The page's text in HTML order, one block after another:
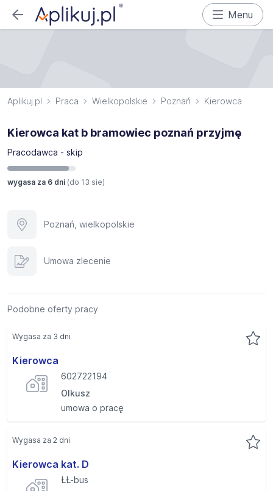
Menu
Aplikuj.pl Praca Wielkopolskie Poznań Kierowca
Kierowca kat b bramowiec poznań przyjmę
Pracodawca - skip
wygasa za 6 dni (do 13 sie)
Poznań, wielkopolskie
Umowa zlecenie
Podobne oferty pracy
Kierowca
602722194
Olkusz
umowa o pracę
Wygasa za 3 dni
Kierowca kat. D
ŁŁ-bus
Wygasa za 2 dni